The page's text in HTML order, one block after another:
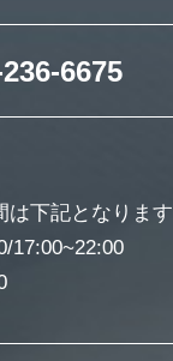
6675
下記となります